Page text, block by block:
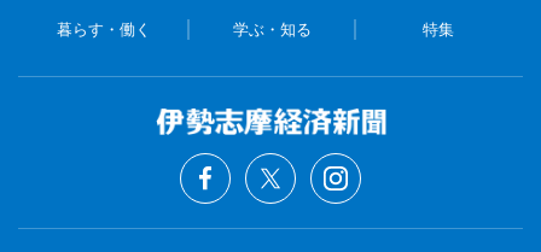
暮らす・働く 学ぶ・知る 特集